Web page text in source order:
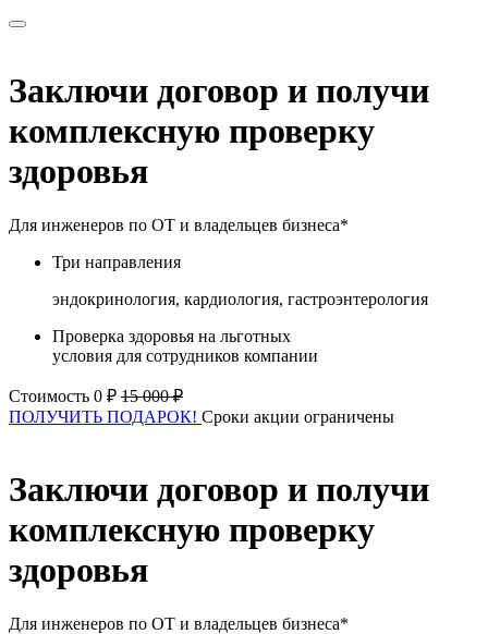
Заключи договор и получи
комплексную проверку
здоровья
Для инженеров по ОТ и владельцев бизнеса*
Три направления
эндокринология, кардиология, гастроэнтерология
Проверка здоровья на льготных
условия для сотрудников компании
Стоимость 0 ₽ 15 000 ₽
ПОЛУЧИТЬ ПОДАРОК! Сроки акции ограничены
Заключи договор и получи
комплексную проверку
здоровья
Для инженеров по ОТ и владельцев бизнеса*